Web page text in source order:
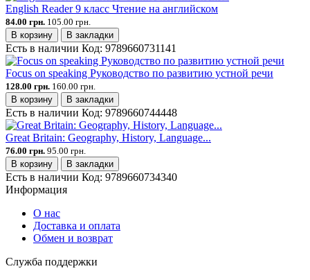
English Reader 9 класс Чтение на английском
84.00 грн. 105.00 грн.
В корзину
В закладки
Есть в наличии Код: 9789660731141
Focus on speaking Руководство по развитию устной речи
128.00 грн. 160.00 грн.
В корзину
В закладки
Есть в наличии Код: 9789660744448
Great Britain: Geography, History, Language...
76.00 грн. 95.00 грн.
В корзину
В закладки
Есть в наличии Код: 9789660734340
Информация
О нас
Доставка и оплата
Обмен и возврат
Служба поддержки